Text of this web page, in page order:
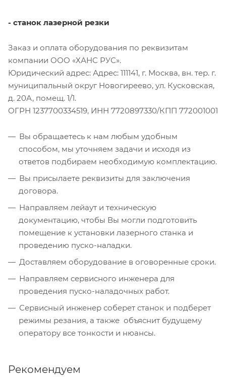
- станок лазерной резки
Заказ и оплата оборудования по реквизитам
компании ООО «ХАНС РУС».
Юридический адрес: Адрес: 111141, г. Москва, вн. тер. г.
муниципальный округ Новогиреево, ул. Кусковская,
д. 20А, помещ. 1/1.
ОГРН 1237700334519, ИНН 7720897330/КПП 772001001
Вы обращаетесь к нам любым удобным
способом, мы уточняем задачи и исходя из
ответов подбираем необходимую комплектацию.
Вы присылаете реквизиты для заключения
договора.
Направляем лейаут и техническую
документацию, чтобы Вы могли подготовить
помещение к установки лазерного станка и
проведению пуско-наладки.
Доставляем оборудование в оговоренные сроки.
Направляем сервисного инженера для
проведения пуско-наладочных работ.
Сервисный инженер соберет станок и подберет
режимы резания, а также объяснит будущему
оператору все тонкости и нюансы.
Рекомендуем